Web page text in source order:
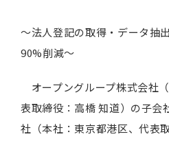
～法人登記の取得・データ抽
90%削減～
オープングループ株式会社
表取締役：高橋 知道）の子会
社（本社：東京都港区、代表